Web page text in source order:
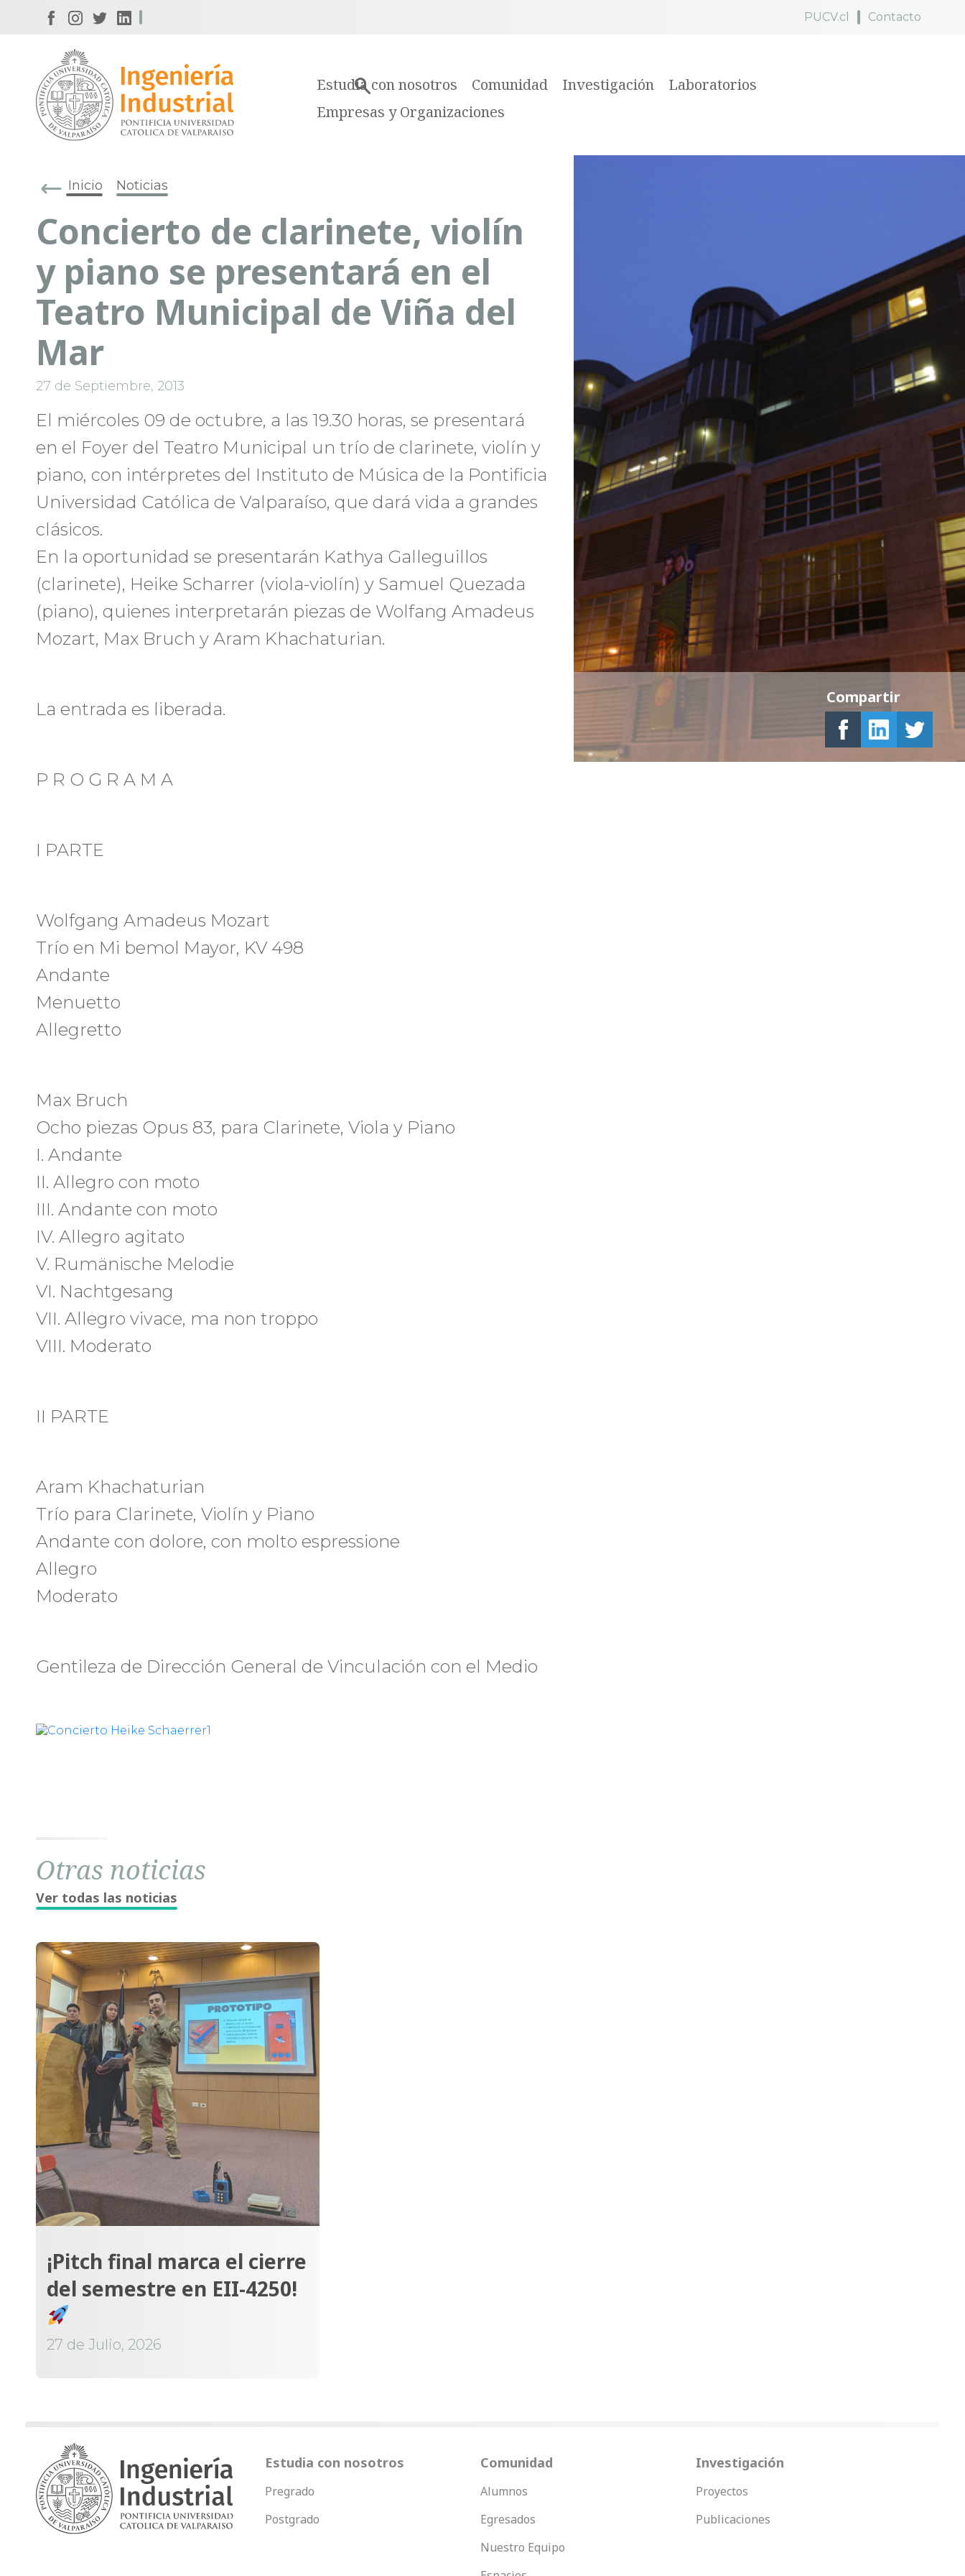
PUCV.cl Contacto
Estudia con nosotros Comunidad Investigación
Laboratorios
Empresas y Organizaciones
Inicio Noticias
Concierto de clarinete, violín
y piano se presentará en el
Teatro Municipal de Viña del
Mar
27 de Septiembre, 2013
El miércoles 09 de octubre, a las 19.30 horas, se presentará
en el Foyer del Teatro Municipal un trío de clarinete, violín y
piano, con intérpretes del Instituto de Música de la Pontificia
Universidad Católica de Valparaíso, que dará vida a grandes
clásicos.
En la oportunidad se presentarán Kathya Galleguillos
(clarinete), Heike Scharrer (viola-violín) y Samuel Quezada
(piano), quienes interpretarán piezas de Wolfang Amadeus
Mozart, Max Bruch y Aram Khachaturian.
La entrada es liberada.
P R O G R A M A
I PARTE
Wolfgang Amadeus Mozart
Trío en Mi bemol Mayor, KV 498
Andante
Menuetto
Allegretto
Max Bruch
Ocho piezas Opus 83, para Clarinete, Viola y Piano
I. Andante
II. Allegro con moto
III. Andante con moto
IV. Allegro agitato
V. Rumänische Melodie
VI. Nachtgesang
VII. Allegro vivace, ma non troppo
VIII. Moderato
II PARTE
Aram Khachaturian
Trío para Clarinete, Violín y Piano
Andante con dolore, con molto espressione
Allegro
Moderato
Gentileza de Dirección General de Vinculación con el Medio
Compartir
Otras noticias
Ver todas las noticias
¡Pitch final marca el cierre
del semestre en EII-4250!
27 de Julio, 2026
Estudia con nosotros
Pregrado
Postgrado
Comunidad
Alumnos
Egresados
Nuestro Equipo
Investigación
Proyectos
Publicaciones